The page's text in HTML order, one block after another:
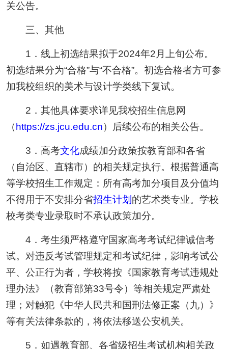
关公告。
三、其他
1．线上初选结果拟于2024年2月上旬公布。
初选结果分为“合格”与“不合格”。初选合格者方可参
加我校组织的美术与设计学类线下复试。
2．其他具体要求详见我校招生信息网
（ https://zs.jcu.edu.cn）后续公布的相关公告。
3．高考文化成绩加分政策按教育部和各省
（自治区、直辖市）的相关规定执行。根据普通高
等学校招生工作规定：所有高考加分项目及分值均
不得用于不安排分省招生计划 的艺术类专业。学校
校考类专业录取时不承认政策加分。
4．考生须严格遵守国家高考考试纪律诚信考
试。对违反考试管理规定和考试纪律，影响考试公
平、公正行为者，学校将按《国家教育考试违规处
理办法》（教育部第33号令）等相关规定严肃处
理；对触犯《中华人民共和国刑法修正案（九）》
等有关法律条款的，将依法移送公安机关。
5．如遇教育部、各省级招生考试机构相关政